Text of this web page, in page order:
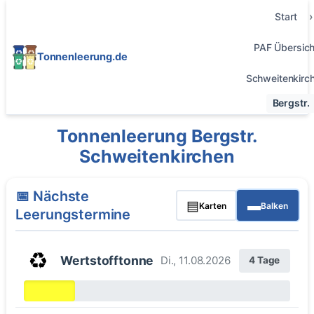
Tonnenleerung.de
Start
PAF
Bergstr.
Tonnenleerung Bergstr.
Schweitenkirchen
📅 Nächste
Leerungstermine
▤Karten ▬Balken
♻️ Wertstofftonne Di., 11.08.2026 4 Tage